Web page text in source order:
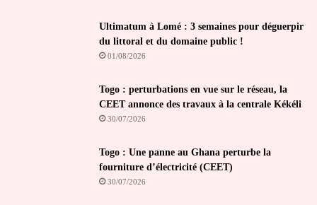
Ultimatum à Lomé : 3 semaines pour déguerpir
du littoral et du domaine public !
01/08/2026
Togo : perturbations en vue sur le réseau, la
CEET annonce des travaux à la centrale Kékéli
30/07/2026
Togo : Une panne au Ghana perturbe la
fourniture d’électricité (CEET)
30/07/2026